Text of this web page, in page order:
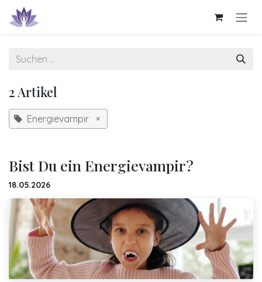
Zum Inhalt springen
2 Artikel
Energievampir ×
Bist Du ein Energievampir?
18.05.2026